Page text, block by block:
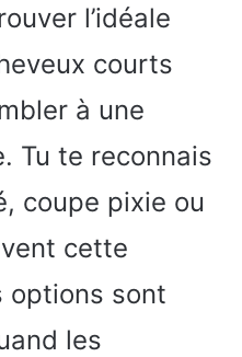
l’idéale
courts
à une
Tu te reconnais
coupe pixie ou
cette
options sont
les